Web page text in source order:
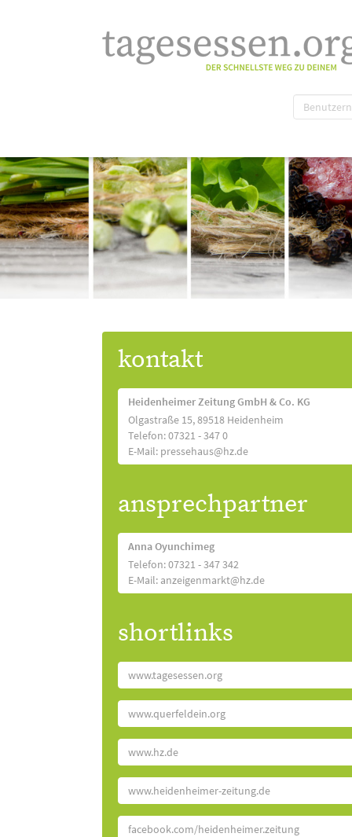
kontakt
Heidenheimer Zeitung GmbH & Co. KG
Olgastraße 15, 89518 Heidenheim
Telefon: 07321 - 347 0
E-Mail: pressehaus@hz.de
ansprechpartner
Anna Oyunchimeg
Telefon: 07321 - 347 342
E-Mail: anzeigenmarkt@hz.de
shortlinks
www.tagesessen.org
www.querfeldein.org
www.hz.de
www.heidenheimer-zeitung.de
facebook.com/heidenheimer.zeitung